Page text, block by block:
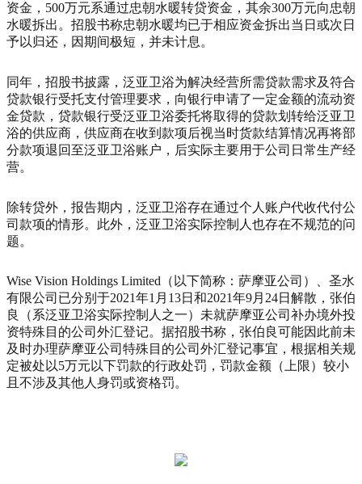
资金，500万元系通过忠朝水暖转贷资金，其余300万元向忠朝
水暖拆出。招股书称忠朝水暖均已于相应资金拆出当日或次日
予以归还，因期间极短，并未计息。
同年，招股书披露，泛亚卫浴为解决经营所需贷款需求及符合
贷款银行受托支付管理要求，向银行申请了一定金额的流动资
金贷款，贷款银行受泛亚卫浴委托将取得的贷款划转给泛亚卫
浴的供应商，供应商在收到款项后视当时货款结算情况再将部
分款项退回至泛亚卫浴账户，后实际主要用于公司日常生产经
营。
除转贷外，报告期内，泛亚卫浴存在通过个人账户代收代付公
司款项的情形。此外，泛亚卫浴实际控制人也存在不规范的问
题。
Wise Vision Holdings Limited（以下简称：萨摩亚公司）、圣水
有限公司已分别于2021年1月13日和2021年9月24日解散，张伯
良（系泛亚卫浴实际控制人之一）未就萨摩亚公司补办境外投
资特殊目的公司外汇登记。据招股书称，张伯良可能因此前未
及时办理萨摩亚公司特殊目的公司外汇登记事宜，根据相关规
定被处以5万元以下罚款的行政处罚，罚款金额（上限）较小
且不涉及其他人身罚或资格罚。